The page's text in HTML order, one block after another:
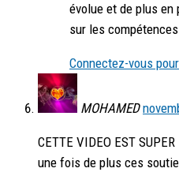
évolue et de plus
sur les
Connectez-vous
MOHAMED
CETTE VIDEO EST
une fois de plus ces